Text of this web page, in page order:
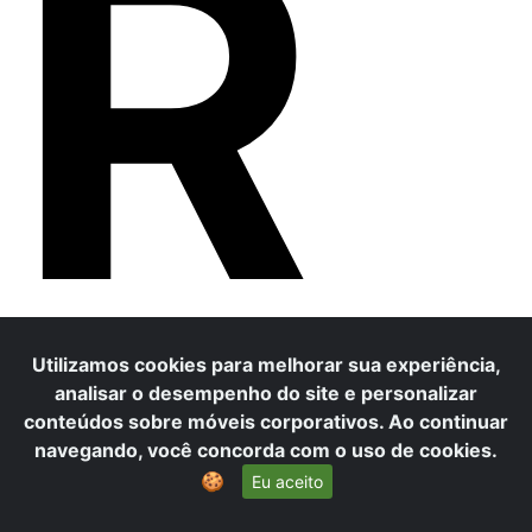
R
Utilizamos cookies para melhorar sua experiência,
analisar o desempenho do site e personalizar
conteúdos sobre móveis corporativos. Ao continuar
navegando, você concorda com o uso de cookies.
🍪
Eu aceito